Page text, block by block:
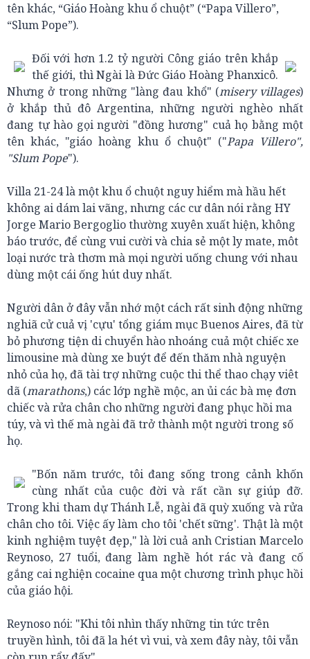
tên khác, “Giáo Hoàng khu ổ chuột” (“Papa Villero”,
“Slum Pope”).
Đối với hơn 1.2 tỷ người Công giáo trên khắp
thế giới, thì Ngài là Đức Giáo Hoàng Phanxicô.
Nhưng ở trong những "làng đau khổ" (misery villages)
ở khắp thủ đô Argentina, những người nghèo nhất
đang tự hào gọi người "đồng hương" cuả họ bằng một
tên khác, "giáo hoàng khu ổ chuột" ("Papa Villero",
"Slum Pope").
Villa 21-24 là một khu ổ chuột nguy hiểm mà hầu hết
không ai dám lai vãng, nhưng các cư dân nói rằng HY
Jorge Mario Bergoglio thường xuyên xuất hiện, không
báo trước, để cùng vui cười và chia sẻ một ly mate, môt
loại nước trà thơm mà mọi người uống chung với nhau
dùng một cái ống hút duy nhất.
Người dân ở đây vẫn nhớ một cách rất sinh động những
nghiã cử cuả vị 'cựu' tổng giám mục Buenos Aires, đã từ
bỏ phương tiện di chuyển hào nhoáng cuả một chiếc xe
limousine mà dùng xe buýt để đến thăm nhà nguyện
nhỏ của họ, đã tài trợ những cuộc thi thể thao chạy viêt
dã (marathons,) các lớp nghề mộc, an ủi các bà mẹ đơn
chiếc và rửa chân cho những người đang phục hồi ma
túy, và vì thế mà ngài đã trở thành một người trong số
họ.
"Bốn năm trước, tôi đang sống trong cảnh khốn
cùng nhất của cuộc đời và rất cần sự giúp đỡ.
Trong khi tham dự Thánh Lễ, ngài đã quỳ xuống và rửa
chân cho tôi. Việc ấy làm cho tôi 'chết sững'. Thật là một
kinh nghiệm tuyệt đẹp," là lời cuả anh Cristian Marcelo
Reynoso, 27 tuổi, đang làm nghề hót rác và đang cố
gắng cai nghiện cocaine qua một chương trình phục hồi
của giáo hội.
Reynoso nói: "Khi tôi nhìn thấy những tin tức trên
truyền hình, tôi đã la hét vì vui, và xem đây này, tôi vẫn